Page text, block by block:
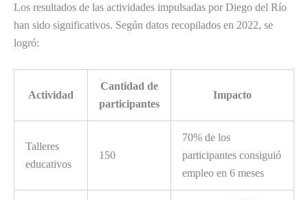
Los resultados de las actividades impulsadas por Diego del Río
han sido significativos. Según datos recopilados en 2022, se
logró:
Actividad
Cantidad de
participantes
Impacto
Talleres
educativos
150
70% de los
participantes consiguió
empleo en 6 meses